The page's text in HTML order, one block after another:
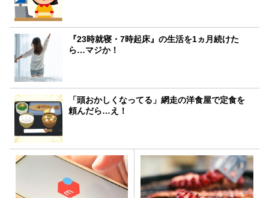
『23時就寝・7時起床』の生活を1ヵ月続けた
ら…マジか！
「頭おかしくなってる」網走の洋食屋で定食を
頼んだら…え！